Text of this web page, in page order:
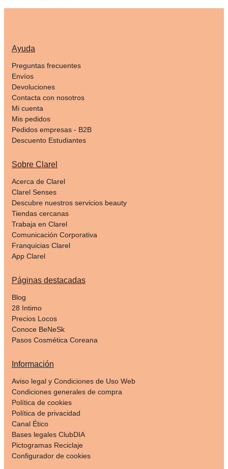
Ayuda
Preguntas frecuentes
Envíos
Devoluciones
Contacta con nosotros
Mi cuenta
Mis pedidos
Pedidos empresas - B2B
Descuento Estudiantes
Sobre Clarel
Acerca de Clarel
Clarel Senses
Descubre nuestros servicios beauty
Tiendas cercanas
Trabaja en Clarel
Comunicación Corporativa
Franquicias Clarel
App Clarel
Páginas destacadas
Blog
28 Intimo
Precios Locos
Conoce BeNeSk
Pasos Cosmética Coreana
Información
Aviso legal y Condiciones de Uso Web
Condiciones generales de compra
Política de cookies
Política de privacidad
Canal Ético
Bases legales ClubDIA
Pictogramas Reciclaje
Configurador de cookies